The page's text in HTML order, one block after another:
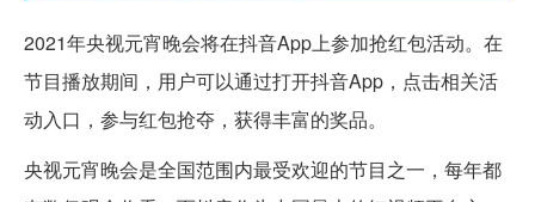
2021年央视元宵晚会将在抖音App上参加抢红包活动。在
节目播放期间，用户可以通过打开抖音App，点击相关活
动入口，参与红包抢夺，获得丰富的奖品。
央视元宵晚会是全国范围内最受欢迎的节目之一，每年都